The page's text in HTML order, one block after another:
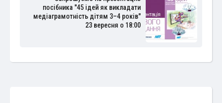
посібника "45 ідей як викладати
медіаграмотність дітям 3–4 років"
23 вересня о 18:00